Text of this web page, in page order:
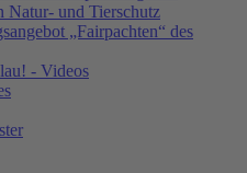
Natur- und Tierschutz
„Fairpachten“ des
- Videos